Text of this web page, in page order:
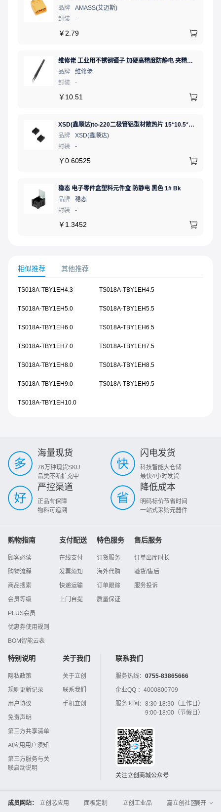
品牌
AMASS(艾迈斯)
封装
-
￥ 2.79
维修佬 工业用不锈钢镊子 加硬高精度防静电 夹精密电子元件弯细尖头电子专用夹子弯嘴镊子燕窝挑毛工具
品牌
维修佬
封装
-
￥ 10.51
XSD(鑫顺达)to-220二极管铝型材散热片 15*10.5*21 黑色带针大功率电子散热器（可定制）
品牌
XSD(鑫顺达)
封装
-
￥0.60525
稳态 电子零件盒塑料元件盒 防静电 黑色 1# Bk
品牌
稳态
封装
-
￥ 1.3452
相似推荐 其他推荐
TS018A-TBY1EH4.3 TS018A-TBY1EH4.5
TS018A-TBY1EH5.0 TS018A-TBY1EH5.5
TS018A-TBY1EH6.0 TS018A-TBY1EH6.5
TS018A-TBY1EH7.0 TS018A-TBY1EH7.5
TS018A-TBY1EH8.0 TS018A-TBY1EH8.5
TS018A-TBY1EH9.0 TS018A-TBY1EH9.5
TS018A-TBY1EH10.0
海量现货
76万种现货SKU
品类不断扩充中
闪电发货
科技智能大仓储
最快4小时发货
严控渠道
正品有保障
物料可追溯
降低成本
明码标价节省时间
一站式采购元器件
购物指南
顾客必读
购物流程
商品搜索
会员等级
PLUS会员
优惠券使用规则
BOM智能云表
支付配送
在线支付
发票须知
快递运输
上门自提
特色服务
订货服务
海外代购
订单跟踪
质量保证
售后服务
订单出库时长
验货/售后
服务投诉
特别说明
隐私政策
规则更新记录
用户协议
免责声明
第三方共享清单
AI应用用户须知
第三方服务与关
联启动说明
关于我们
关于立创
联系我们
手机立创
联系我们
服务热线： 0755-83865666
企业QQ ： 4000800709
服务时间： 8:30-18:30（工作日）
9:00-18:00（节假日）
关注立创商城公众号
成员网站： 立创芯应用 面板定制 立创工业品 嘉立创社区展开